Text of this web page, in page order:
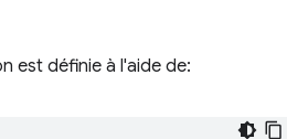
est définie à l'aide de: